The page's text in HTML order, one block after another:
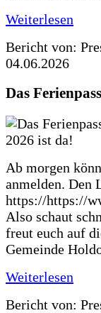
Weiterlesen
Bericht von:
04.06.2026
Das
Ab morgen
anmelden. Den
https://https://
Also schaut
freut euch auf
Gemeinde
Weiterlesen
Bericht von: